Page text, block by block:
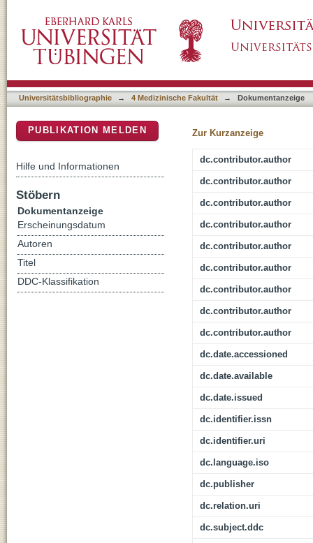
hospitalization: study protocol of the
Universitätsbibliographie → 4 Medizinische Fakultät → Dokumentanzeige
Zur Kurzanzeige
dc.contributor.author
dc.contributor.author
dc.contributor.author
dc.contributor.author
dc.contributor.author
dc.contributor.author
dc.contributor.author
dc.contributor.author
dc.contributor.author
dc.date.accessioned
dc.date.available
dc.date.issued
dc.identifier.issn
dc.identifier.uri
dc.language.iso
dc.publisher
dc.relation.uri
dc.subject.ddc
PUBLIKATION MELDEN
Hilfe und Informationen
Stöbern
Dokumentanzeige
Erscheinungsdatum
Autoren
Titel
DDC-Klassifikation